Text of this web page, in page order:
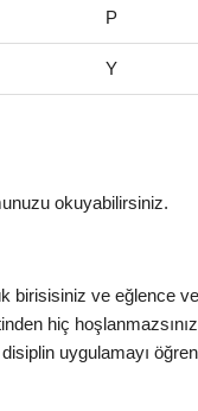
P
Y
okuyabilirsiniz.
birisisiniz ve eğlence
hiç
uygulamayı